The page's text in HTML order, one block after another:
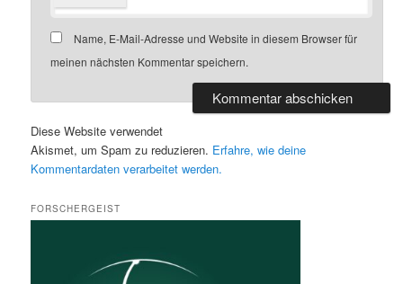
Name, E-Mail-Adresse und Website in diesem Browser für
meinen nächsten Kommentar speichern.
Diese Website verwendet
Akismet, um Spam zu reduzieren. Erfahre, wie deine
Kommentardaten verarbeitet werden.
FORSCHERGEIST